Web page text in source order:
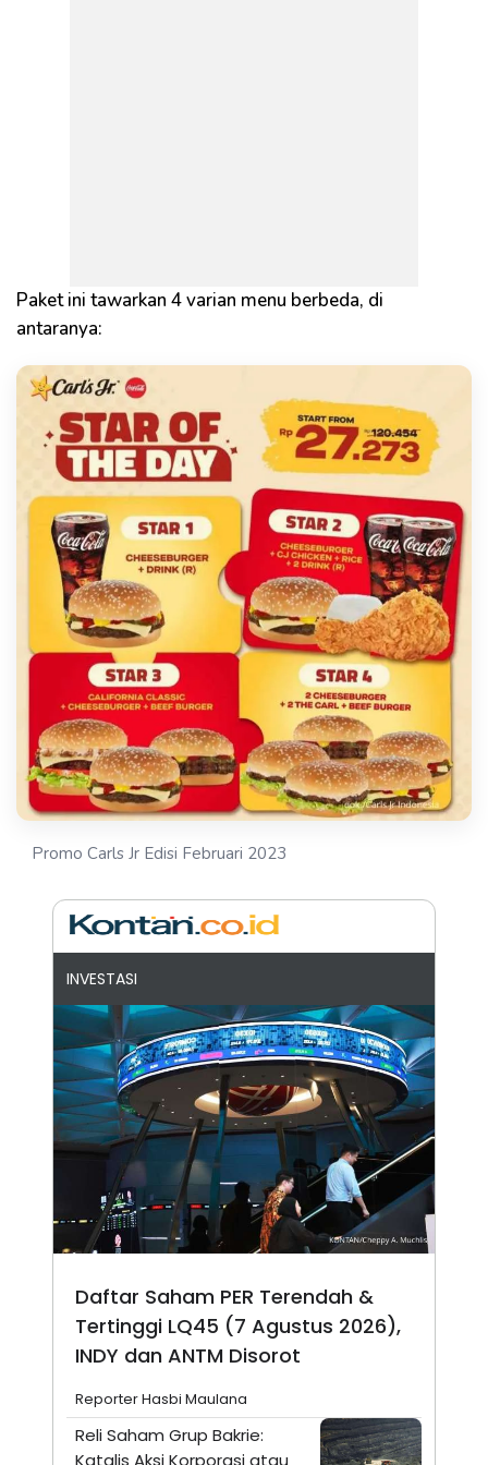
Paket ini tawarkan 4 varian menu berbeda, di
antaranya:
Promo Carls Jr Edisi Februari 2023
INVESTASI
Daftar Saham PER Terendah &
Tertinggi LQ45 (7 Agustus 2026),
INDY dan ANTM Disorot
Reporter Hasbi Maulana
Reli Saham Grup Bakrie:
Katalis Aksi Korporasi atau